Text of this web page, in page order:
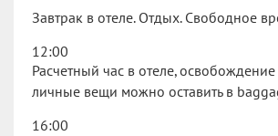
Завтрак в отеле. Отдых. Свободное
12:00
Расчетный час в отеле, освобождение
личные вещи можно оставить в
16:00